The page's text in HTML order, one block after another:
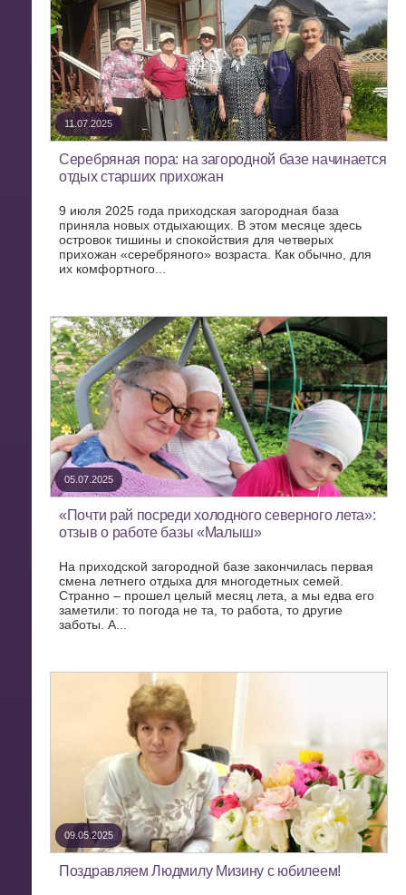
11.07.2025
Серебряная пора: на загородной базе начинается
отдых старших прихожан
9 июля 2025 года приходская загородная база
приняла новых отдыхающих. В этом месяце здесь
островок тишины и спокойствия для четверых
прихожан «серебряного» возраста. Как обычно, для
их комфортного...
05.07.2025
«Почти рай посреди холодного северного лета»:
отзыв о работе базы «Малыш»
На приходской загородной базе закончилась первая
смена летнего отдыха для многодетных семей.
Странно – прошел целый месяц лета, а мы едва его
заметили: то погода не та, то работа, то другие
заботы. А...
09.05.2025
Поздравляем Людмилу Мизину с юбилеем!